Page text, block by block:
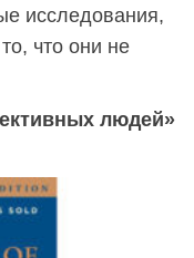
исследования,
что они не
людей»